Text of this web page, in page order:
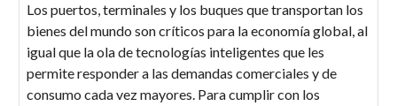
Los puertos, terminales y los buques que transportan los
bienes del mundo son críticos para la economía global, al
igual que la ola de tecnologías inteligentes que les
permite responder a las demandas comerciales y de
consumo cada vez mayores. Para cumplir con los